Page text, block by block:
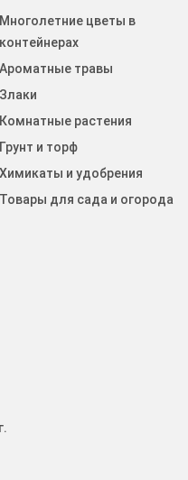
Многолетние цветы в
контейнерах
Ароматные травы
Злаки
Комнатные растения
Грунт и торф
Химикаты и удобрения
Товары для сада и огорода